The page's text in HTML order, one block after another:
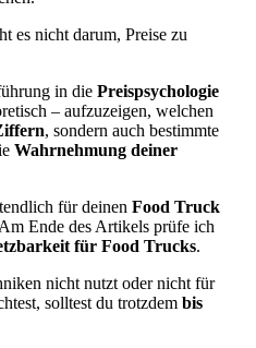
es nicht darum, Preise zu
in die Preispsychologie
– aufzuzeigen, welchen
, sondern auch bestimmte
Wahrnehmung deiner
für deinen Food Truck
Ende des Artikels prüfe ich
für Food Trucks.
nicht nutzt oder nicht für
solltest du trotzdem bis